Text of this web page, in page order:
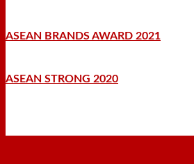
ASEAN BRANDS AWARD 2021
ASEAN STRONG 2020